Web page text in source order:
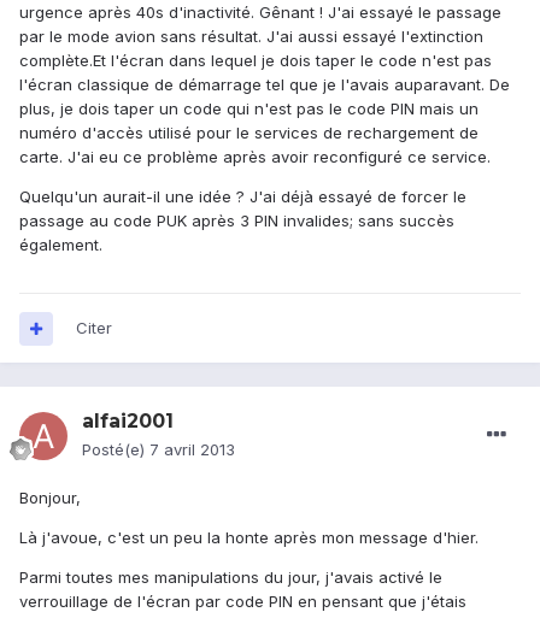
urgence après 40s d'inactivité. Gênant ! J'ai essayé le passage
par le mode avion sans résultat. J'ai aussi essayé l'extinction
complète.Et l'écran dans lequel je dois taper le code n'est pas
l'écran classique de démarrage tel que je l'avais auparavant. De
plus, je dois taper un code qui n'est pas le code PIN mais un
numéro d'accès utilisé pour le services de rechargement de
carte. J'ai eu ce problème après avoir reconfiguré ce service.
Quelqu'un aurait-il une idée ? J'ai déjà essayé de forcer le
passage au code PUK après 3 PIN invalides; sans succès
également.
Citer
alfai2001
Posté(e) 7 avril 2013
Bonjour,
Là j'avoue, c'est un peu la honte après mon message d'hier.
Parmi toutes mes manipulations du jour, j'avais activé le
verrouillage de l'écran par code PIN en pensant que j'étais